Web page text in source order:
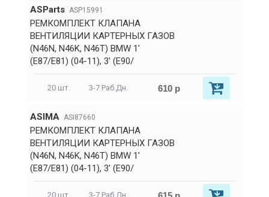
ASParts ASP15991
РЕМКОМПЛЕКТ КЛАПАНА
ВЕНТИЛЯЦИИ КАРТЕРНЫХ ГАЗОВ
(N46N, N46K, N46T) BMW 1'
(E87/E81) (04-11), 3' (E90/
20 шт. 3-7 Раб.Дн. 610 р
ASIMA ASI87660
РЕМКОМПЛЕКТ КЛАПАНА
ВЕНТИЛЯЦИИ КАРТЕРНЫХ ГАЗОВ
(N46N, N46K, N46T) BMW 1'
(E87/E81) (04-11), 3' (E90/
20 шт. 3-7 Раб.Дн.